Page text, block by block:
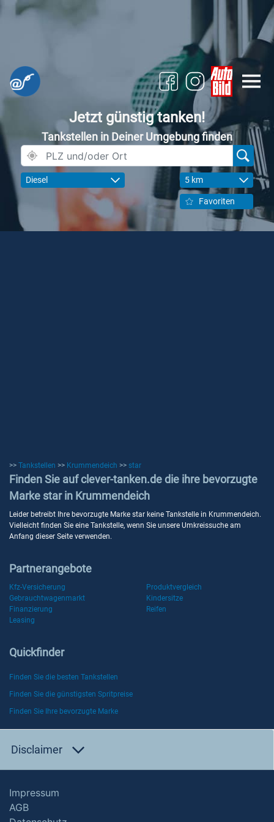
Jetzt günstig tanken!
Tankstellen in Deiner Umgebung finden
Diesel 5 km
Favoriten
>> Tankstellen >> Krummendeich >> star
Finden Sie auf clever-tanken.de die ihre bevorzugte
Marke star in Krummendeich
Leider betreibt Ihre bevorzugte Marke star keine Tankstelle in Krummendeich.
Vielleicht finden Sie eine Tankstelle, wenn Sie unsere Umkreissuche am
Anfang dieser Seite verwenden.
Partnerangebote
Kfz-Versicherung
Produktvergleich
Gebrauchtwagenmarkt
Kindersitze
Finanzierung
Reifen
Leasing
Quickfinder
Finden Sie die besten Tankstellen
Finden Sie die günstigsten Spritpreise
Finden Sie Ihre bevorzugte Marke
Disclaimer
Impressum
AGB